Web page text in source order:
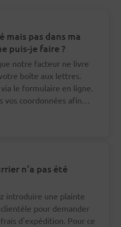
mais pas dans ma
puis-je faire ?
notre facteur ne livre
boîte aux lettres.
le formulaire en ligne.
vos coordonnées afin
n'a pas été
introduire une plainte
pour demander
d'expédition. Pour ce